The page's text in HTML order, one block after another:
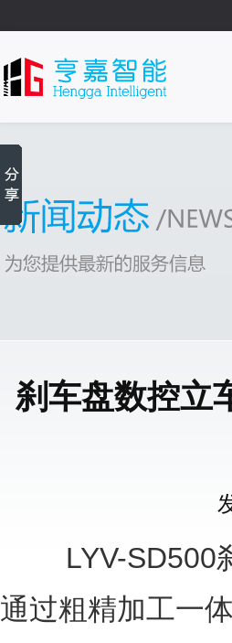
刹车盘数控立
LYV-SD500刹
通过粗精加工一